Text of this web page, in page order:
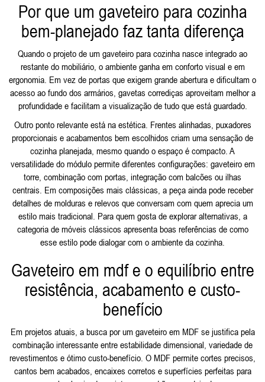
Por que um gaveteiro para cozinha
bem-planejado faz tanta diferença
Quando o projeto de um gaveteiro para cozinha nasce integrado ao
restante do mobiliário, o ambiente ganha em conforto visual e em
ergonomia. Em vez de portas que exigem grande abertura e dificultam o
acesso ao fundo dos armários, gavetas corrediças aproveitam melhor a
profundidade e facilitam a visualização de tudo que está guardado.
Outro ponto relevante está na estética. Frentes alinhadas, puxadores
proporcionais e acabamentos bem escolhidos criam uma sensação de
cozinha planejada, mesmo quando o espaço é compacto. A
versatilidade do módulo permite diferentes configurações: gaveteiro em
torre, combinação com portas, integração com balcões ou ilhas
centrais. Em composições mais clássicas, a peça ainda pode receber
detalhes de molduras e relevos que conversam com quem aprecia um
estilo mais tradicional. Para quem gosta de explorar alternativas, a
categoria de móveis clássicos apresenta boas referências de como
esse estilo pode dialogar com o ambiente da cozinha.
Gaveteiro em mdf e o equilíbrio entre
resistência, acabamento e custo-
benefício
Em projetos atuais, a busca por um gaveteiro em MDF se justifica pela
combinação interessante entre estabilidade dimensional, variedade de
revestimentos e ótimo custo-benefício. O MDF permite cortes precisos,
cantos bem acabados, encaixes corretos e superfícies perfeitas para